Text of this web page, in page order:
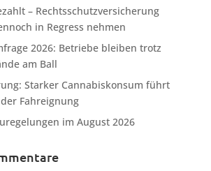
– Rechtsschutzversicherung
in Regress nehmen
2026: Betriebe bleiben trotz
am Ball
Starker Cannabiskonsum führt
Fahreignung
im August 2026